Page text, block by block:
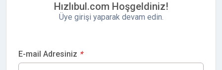
Hızlıbul.com Hoşgeldiniz!
Üye girişi yaparak devam edin.
E-mail Adresiniz *